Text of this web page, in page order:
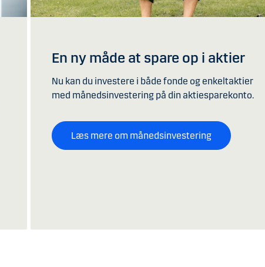
En ny måde at spare op i aktier
Nu kan du investere i både fonde og enkeltaktier
med månedsinvestering på din aktiesparekonto.
Læs mere om månedsinvestering